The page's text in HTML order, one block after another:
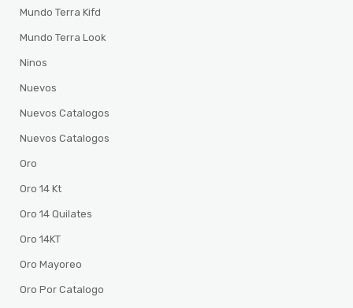
Mundo Terra Kifd
Mundo Terra Look
Ninos
Nuevos
Nuevos Catalogos
Nuevos Catalogos
Oro
Oro 14 Kt
Oro 14 Quilates
Oro 14KT
Oro Mayoreo
Oro Por Catalogo